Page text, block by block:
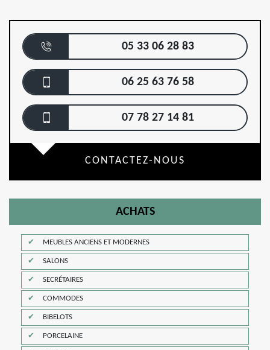
05 33 06 28 83
06 25 63 76 58
07 78 27 14 81
CONTACTEZ-NOUS
ACHATS
MEUBLES ANCIENS ET MODERNES
SALONS
SECRÉTAIRES
COMMODES
BIBELOTS
PORCELAINE